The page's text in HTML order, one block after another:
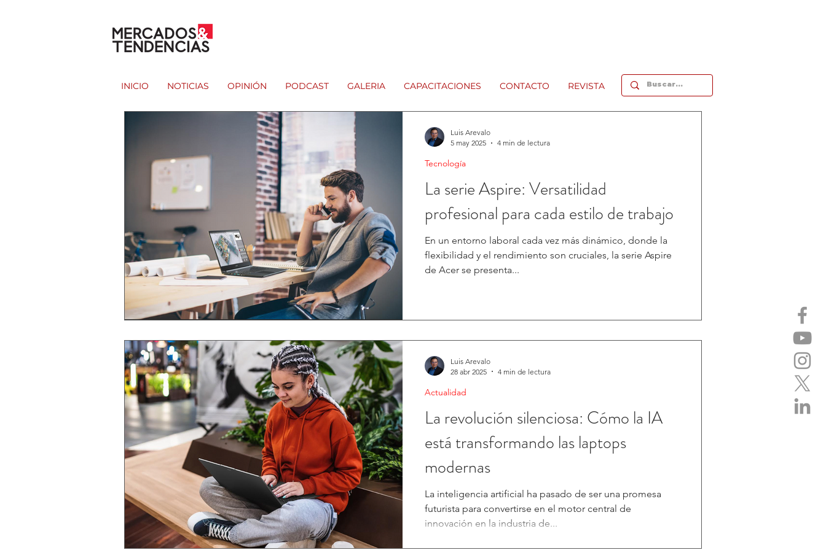
INICIO NOTICIAS OPINIÓN PODCAST GALERIA CAPACITACIONES CONTACTO REVISTA
La serie Aspire: Versatilidad
profesional para cada estilo de trabajo
En un entorno laboral cada vez más dinámico, donde la
flexibilidad y el rendimiento son cruciales, la serie Aspire
de Acer se presenta...
Tecnología
Luis Arevalo
5 may 2025
4 min de lectura
La revolución silenciosa: Cómo la IA
está transformando las laptops
modernas
La inteligencia artificial ha pasado de ser una promesa
futurista para convertirse en el motor central de
innovación en la industria de...
Actualidad
Luis Arevalo
28 abr 2025
4 min de lectura